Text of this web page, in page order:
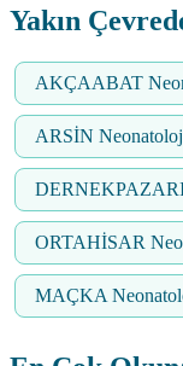
Yakın
AKÇAABAT
ARSİN
ORTAHİSAR
MAÇKA